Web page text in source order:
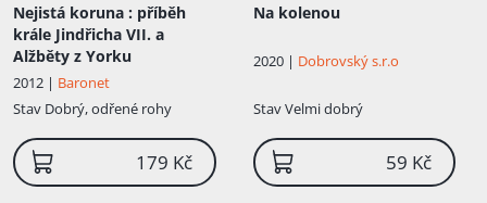
Nejistá koruna : příběh
krále Jindřicha VII. a
Alžběty z Yorku
2012 | Baronet
Stav Dobrý, odřené rohy
179 Kč
Na kolenou
2020 | Dobrovský s.r.o
StavVelmi dobrý
59 Kč